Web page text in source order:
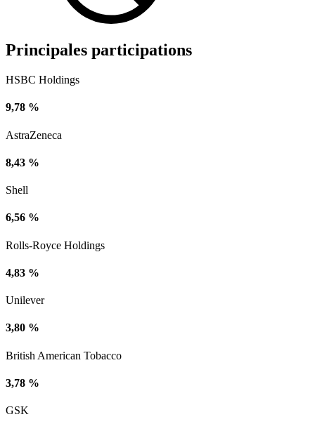
Principales participations
HSBC Holdings
9,78 %
AstraZeneca
8,43 %
Shell
6,56 %
Rolls-Royce Holdings
4,83 %
Unilever
3,80 %
British American Tobacco
3,78 %
GSK